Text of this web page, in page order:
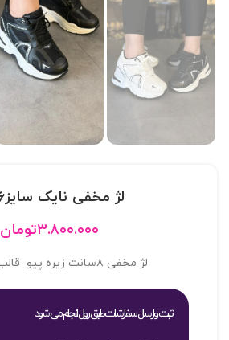
لژ مخفی نایک سایز۶۶۸۶
۳.۸۰۰.۰۰۰تومان
لژ مخفی ۸سانت زیره پیو قالب استاندارد
ثبت و ارسال سفارشات طبق روال انجام می شود